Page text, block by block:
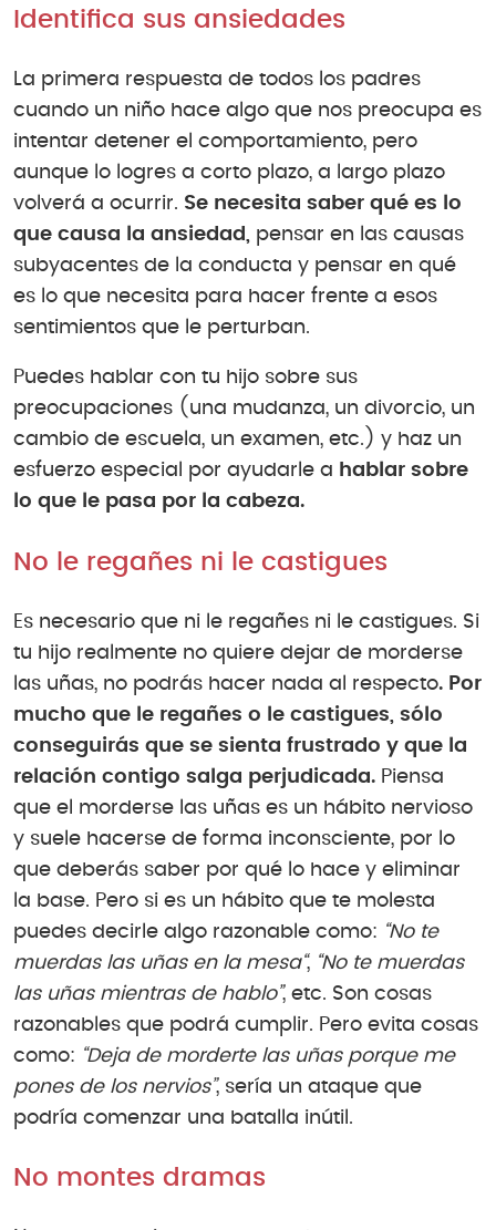
Identifica sus ansiedades
La primera respuesta de todos los padres
cuando un niño hace algo que nos preocupa es
intentar detener el comportamiento, pero
aunque lo logres a corto plazo, a largo plazo
volverá a ocurrir. Se necesita saber qué es lo
que causa la ansiedad, pensar en las causas
subyacentes de la conducta y pensar en qué
es lo que necesita para hacer frente a esos
sentimientos que le perturban.
Puedes hablar con tu hijo sobre sus
preocupaciones (una mudanza, un divorcio, un
cambio de escuela, un examen, etc.) y haz un
esfuerzo especial por ayudarle a hablar sobre
lo que le pasa por la cabeza.
No le regañes ni le castigues
Es necesario que ni le regañes ni le castigues. Si
tu hijo realmente no quiere dejar de morderse
las uñas, no podrás hacer nada al respecto. Por
mucho que le regañes o le castigues, sólo
conseguirás que se sienta frustrado y que la
relación contigo salga perjudicada. Piensa
que el morderse las uñas es un hábito nervioso
y suele hacerse de forma inconsciente, por lo
que deberás saber por qué lo hace y eliminar
la base. Pero si es un hábito que te molesta
puedes decirle algo razonable como: “No te
muerdas las uñas en la mesa“, “No te muerdas
las uñas mientras de hablo”, etc. Son cosas
razonables que podrá cumplir. Pero evita cosas
como: “Deja de morderte las uñas porque me
pones de los nervios”, sería un ataque que
podría comenzar una batalla inútil.
No montes dramas